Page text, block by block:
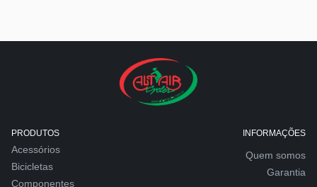
PRODUTOS
Acessórios
Bicicletas
Componentes
INFORMAÇÕES
Quem somos
Garantia